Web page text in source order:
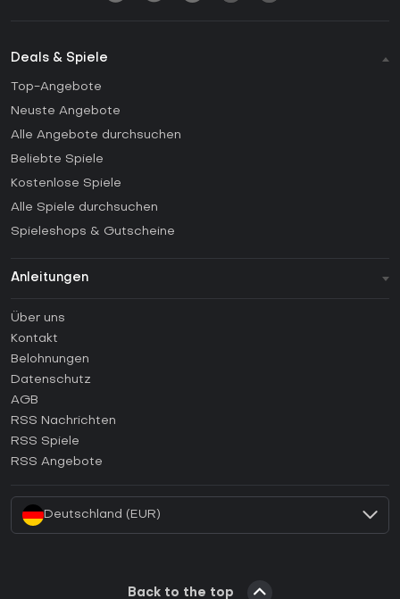
Deals & Spiele
Top-Angebote
Neuste Angebote
Alle Angebote durchsuchen
Beliebte Spiele
Kostenlose Spiele
Alle Spiele durchsuchen
Spieleshops & Gutscheine
Anleitungen
Anleitungen
Wie aktiviert man einen Steam CD Key?
Wie aktiviert man einen Epic Games CD Key?
Wie aktiviert man einen GOG CD Key?
Wie aktiviert man einen Ubisoft Connect CD Key?
Über uns
Kontakt
Belohnungen
Datenschutz
AGB
RSS Nachrichten
RSS Spiele
RSS Angebote
Deutschland (EUR)
Back to the top